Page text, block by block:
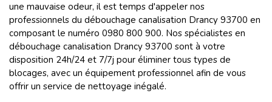
une mauvaise odeur, il est temps d'appeler nos
professionnels du débouchage canalisation Drancy 93700 en
composant le numéro 0980 800 900. Nos spécialistes en
débouchage canalisation Drancy 93700 sont à votre
disposition 24h/24 et 7/7j pour éliminer tous types de
blocages, avec un équipement professionnel afin de vous
offrir un service de nettoyage inégalé.